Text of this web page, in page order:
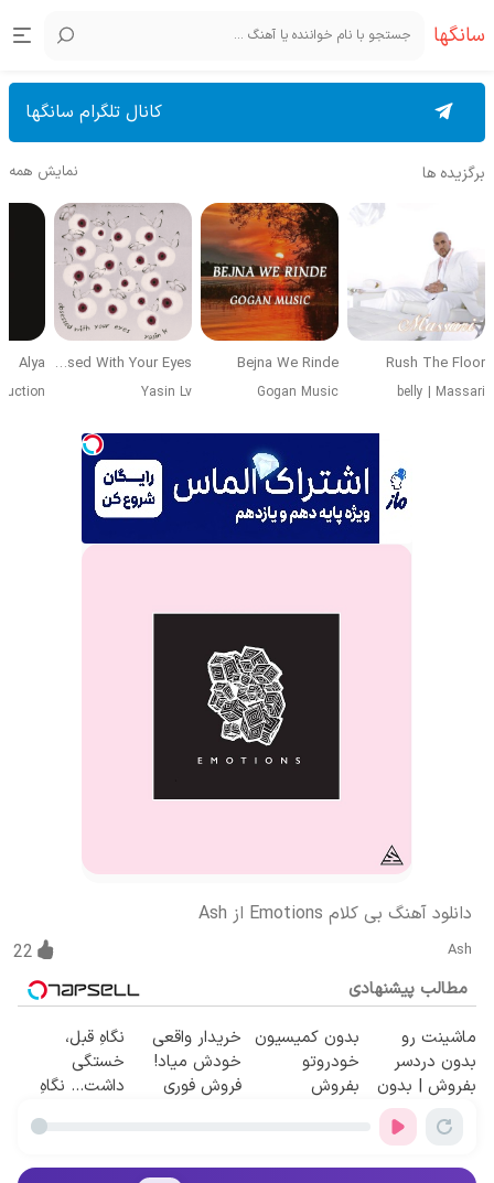
سانگها
کانال تلگرام سانگها
برگزیده ها نمایش همه
Rush The Floor
belly | Massari
Bejna We Rinde
Gogan Music
Obsessed With Your Eyes
Yasin Lv
Alya
دانلود آهنگ بی کلام Emotions از Ash
Ash
22
مطالب پیشنهادی
ماشینت رو
بدون دردسر
بفروش | بدون
کمسیون 😍
بدون کمیسیون
خودروتو
بفروش
خریدار واقعی
خودش میاد!
فروش فوری
نگاهِ قبل،
خستگی
داشت... نگاهِ
🌸 بلفا با 25%